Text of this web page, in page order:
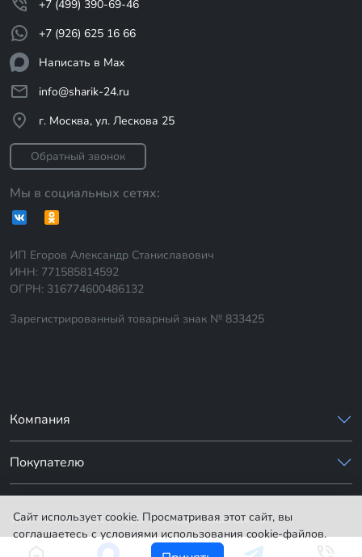
+7 (499) 390-69-46
+7 (926) 625 16 66
Написать в Max
info@sharik-24.ru
г. Москва, ул. Лескова 25
Обратный звонок
Мы в социальных сетях:
ИП Егоров Александр Станиславович
ИНН: 771585814592
ОГРН: 316774600486132
Зарегистрированный товарный знак № 833425
Компания
Покупателю
sharik-24.ru © 2014-2026. Все права защищены.
Сайт использует cookie. Просматривая этот сайт, вы
соглашаетесь с условиями использования cookie-файлов.